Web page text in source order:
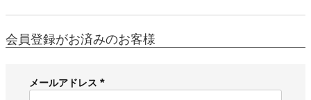
会員登録がお済みのお客様
メールアドレス